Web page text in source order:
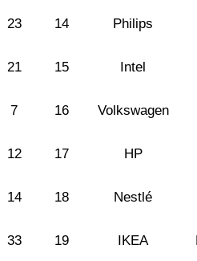
23 14 Philips
21 15 Intel
7 16 Volkswagen
12 17 HP
14 18 Nestlé
33 19 IKEA